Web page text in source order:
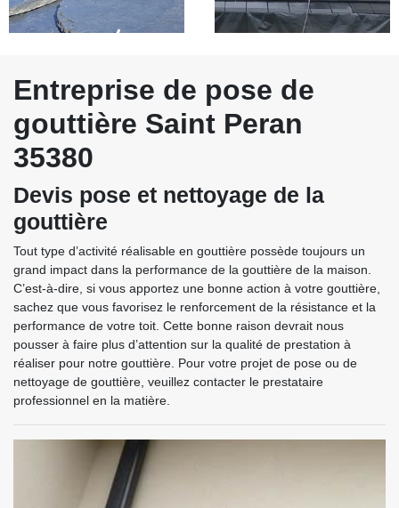
Entreprise de pose de
gouttière Saint Peran
35380
Devis pose et nettoyage de la
gouttière
Tout type d’activité réalisable en gouttière possède toujours un
grand impact dans la performance de la gouttière de la maison.
C’est-à-dire, si vous apportez une bonne action à votre gouttière,
sachez que vous favorisez le renforcement de la résistance et la
performance de votre toit. Cette bonne raison devrait nous
pousser à faire plus d’attention sur la qualité de prestation à
réaliser pour notre gouttière. Pour votre projet de pose ou de
nettoyage de gouttière, veuillez contacter le prestataire
professionnel en la matière.